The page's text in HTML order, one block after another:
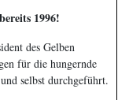
1996!
des Gelben
für die hungernde
selbst durchgeführt.